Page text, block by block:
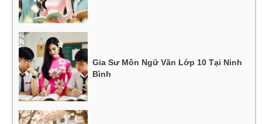
Gia Sư Môn Ngữ Văn Lớp 10 Tại Ninh
Bình